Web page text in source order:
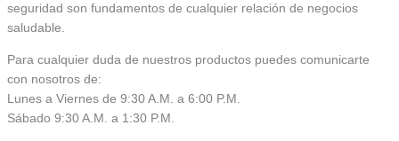
seguridad son fundamentos de cualquier relación de negocios
saludable.
Para cualquier duda de nuestros productos puedes comunicarte
con nosotros de:
Lunes a Viernes de 9:30 A.M. a 6:00 P.M.
Sábado 9:30 A.M. a 1:30 P.M.